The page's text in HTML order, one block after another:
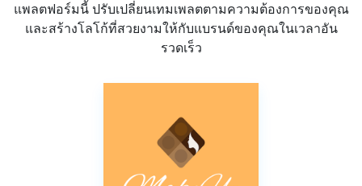
แพลตฟอร์มนี้ ปรับเปลี่ยนเทมเพลตตามความต้องการของคุณ
และสร้างโลโก้ที่สวยงามให้กับแบรนด์ของคุณในเวลาอัน
รวดเร็ว